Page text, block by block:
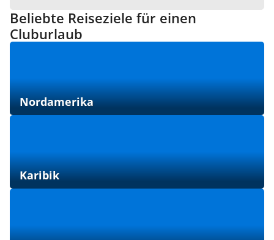
Beliebte Reiseziele für einen
Cluburlaub
Nordamerika
Karibik